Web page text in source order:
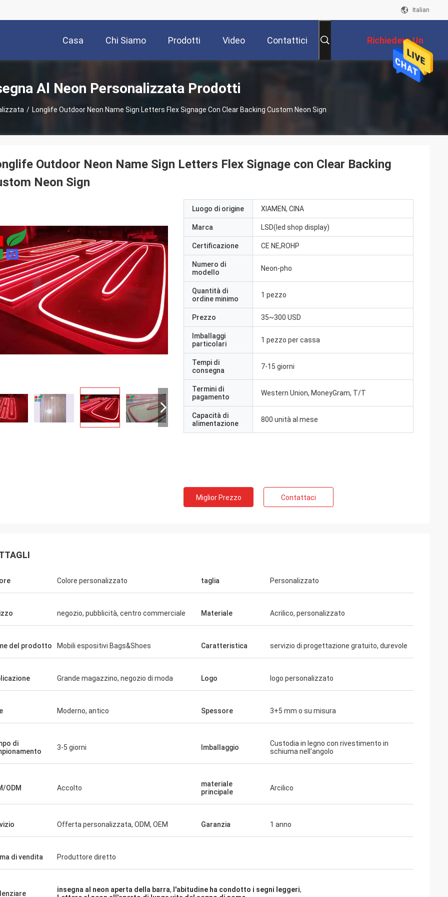
Italian
Casa Chi Siamo Prodotti Video Contattici Richiedere Un
Preventivo
Al Neon Personalizzata Prodotti
/ Longlife Outdoor Neon Name Sign Letters Flex Signage Con Clear Backing Custom Neon Sign
Ms.Natalie dall'Australia
Abbiamo ricevuto le insegne al neon e le
Outdoor Neon Name Sign Letters Flex Signage con Clear Backing
Neon Sign
Luogo di origine XIAMEN, CINA
Marca LSD(led shop display)
Certificazione CE NE,ROHP
Numero di
modello
Neon-pho
Quantità di
ordine minimo
1 pezzo
Prezzo 35~300 USD
Imballaggi
particolari
1 pezzo per cassa
Tempi di
consegna
7-15 giorni
Termini di
pagamento
Western Union, MoneyGram, T/T
Capacità di
alimentazione
800 unità al mese
Miglior Prezzo Contattaci
Colore personalizzato taglia Personalizzato
negozio, pubblicità, centro commerciale Materiale Acrilico, personalizzato
del prodotto Mobili espositivi Bags&Shoes Caratteristica servizio di progettazione gratuito, durevole
Grande magazzino, negozio di moda Logo logo personalizzato
Moderno, antico Spessore 3+5 mm o su misura
di
3-5 giorni Imballaggio
Custodia in legno con rivestimento in
schiuma nell'angolo
ODM Accolto
materiale
principale
Arcilico
Offerta personalizzata, ODM, OEM Garanzia 1 anno
di vendita Produttore diretto
insegna al neon aperta della barra, l'abitudine ha condotto i segni leggeri,